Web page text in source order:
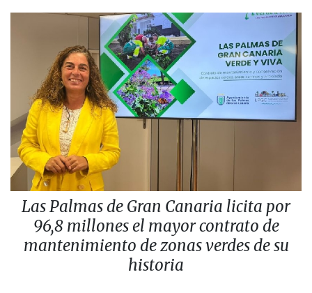
Las Palmas de Gran Canaria licita por
96,8 millones el mayor contrato de
mantenimiento de zonas verdes de su
historia